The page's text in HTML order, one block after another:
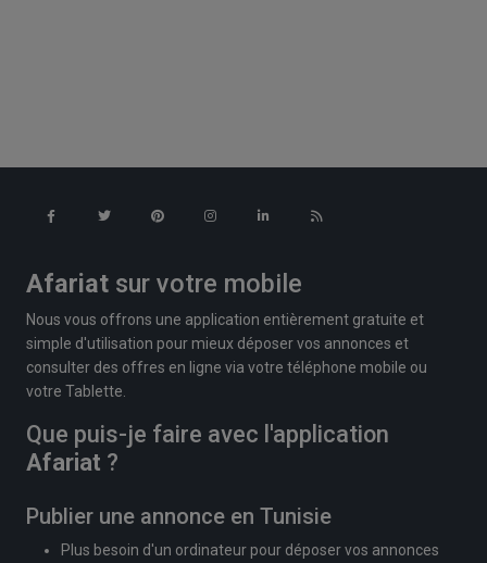
Afariat sur votre mobile
Nous vous offrons une application entièrement gratuite et
simple d'utilisation pour mieux déposer vos annonces et
consulter des offres en ligne via votre téléphone mobile ou
votre Tablette.
Que puis-je faire avec l'application
Afariat ?
Publier une annonce en Tunisie
Plus besoin d'un ordinateur pour déposer vos annonces